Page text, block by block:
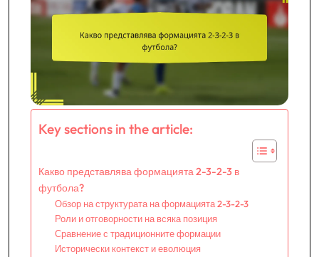
Key sections in the article:
Какво представлява формацията 2-3-2-3 в
футбола?
Обзор на структурата на формацията 2-3-2-3
Роли и отговорности на всяка позиция
Сравнение с традиционните формации
Исторически контекст и еволюция